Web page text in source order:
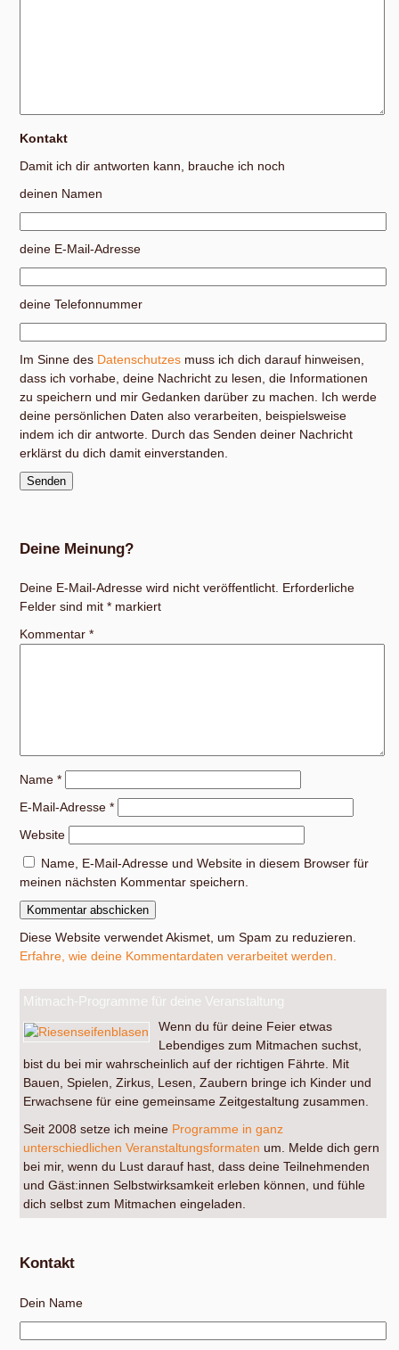
Kontakt
Damit ich dir antworten kann, brauche ich noch
deinen Namen
deine E-Mail-Adresse
deine Telefonnummer
Im Sinne des Datenschutzes muss ich dich darauf hinweisen,
dass ich vorhabe, deine Nachricht zu lesen, die Informationen
zu speichern und mir Gedanken darüber zu machen. Ich werde
deine persönlichen Daten also verarbeiten, beispielsweise
indem ich dir antworte. Durch das Senden deiner Nachricht
erklärst du dich damit einverstanden.
Deine Meinung?
Deine E-Mail-Adresse wird nicht veröffentlicht. Erforderliche
Felder sind mit* markiert
Kommentar*
Name*
E-Mail-Adresse*
Website
Name, E-Mail-Adresse und Website in diesem Browser für
meinen nächsten Kommentar speichern.
Diese Website verwendet Akismet, um Spam zu reduzieren.
Erfahre, wie deine Kommentardaten verarbeitet werden.
Mitmach-Programme für deine Veranstaltung
Wenn du für deine Feier etwas
Lebendiges zum Mitmachen suchst,
bist du bei mir wahrscheinlich auf der richtigen Fährte. Mit
Bauen, Spielen, Zirkus, Lesen, Zaubern bringe ich Kinder und
Erwachsene für eine gemeinsame Zeitgestaltung zusammen.
Seit 2008 setze ich meine Programme in ganz
unterschiedlichen Veranstaltungsformaten um. Melde dich gern
bei mir, wenn du Lust darauf hast, dass deine Teilnehmenden
und Gäst:innen Selbstwirksamkeit erleben können, und fühle
dich selbst zum Mitmachen eingeladen.
Kontakt
Dein Name